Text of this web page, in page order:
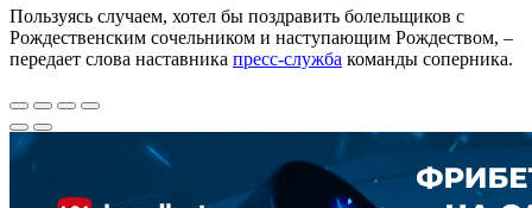
Пользуясь случаем, хотел бы поздравить болельщиков с
Рождественским сочельником и наступающим Рождеством, –
передает слова наставника пресс-служба команды соперника.